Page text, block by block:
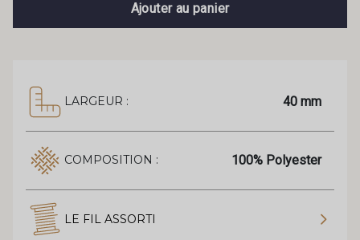
Ajouter au panier
LARGEUR : 40 mm
COMPOSITION : 100% Polyester
LE FIL ASSORTI